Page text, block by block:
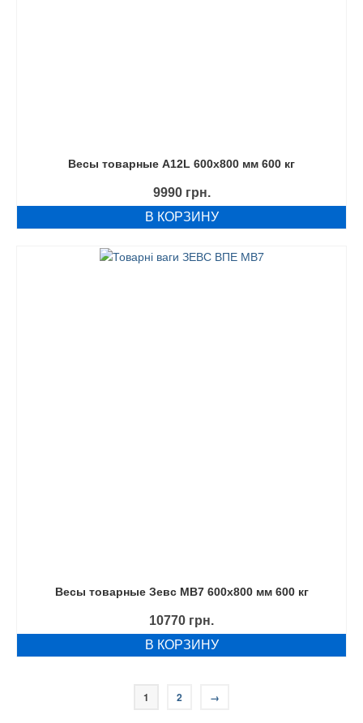
Весы товарные A12L 600х800 мм 600 кг
9990 грн.
В КОРЗИНУ
Весы товарные Зевс МВ7 600х800 мм 600 кг
10770 грн.
В КОРЗИНУ
1 2 →